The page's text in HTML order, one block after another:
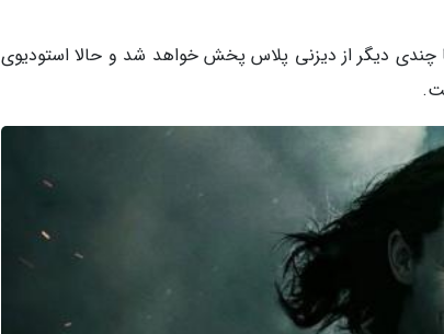
چندی دیگر از دیزنی پلاس پخش خواهد شد و حالا استودیوی